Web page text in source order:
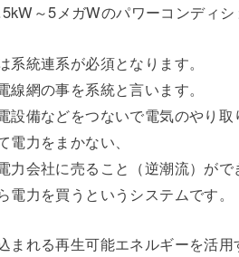
～5メガWのパワーコンディ
統連系が必須となります。
網の事を系統と言います。
設備などをつないで電気のやり
力をまかない、
力会社に売ること（逆潮流）が
力を買うというシステムです。
まれる再生可能エネルギーを活